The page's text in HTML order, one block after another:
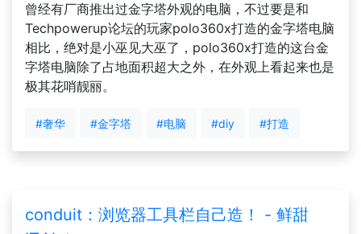
曾经有厂商推出过金字塔外观的电脑，不过要是和
Techpowerup论坛的玩家polo360x打造的金字塔电脑
相比，绝对是小巫见大巫了，polo360x打造的这台金
字塔电脑除了占地面积超大之外，在外观上看起来也是
极其花哨靓丽。
#奢华 #金字塔 #电脑 #diy #打造
conduit：浏览器工具栏自己造！ - 鲜甜